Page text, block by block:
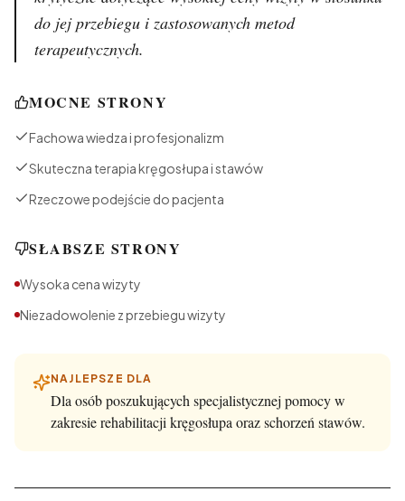
do jej przebiegu i zastosowanych metod
terapeutycznych.
MOCNE STRONY
Fachowa wiedza i profesjonalizm
Skuteczna terapia kręgosłupa i stawów
Rzeczowe podejście do pacjenta
SŁABSZE STRONY
Wysoka cena wizyty
Niezadowolenie z przebiegu wizyty
NAJLEPSZE DLA
Dla osób poszukujących specjalistycznej pomocy w
zakresie rehabilitacji kręgosłupa oraz schorzeń stawów.